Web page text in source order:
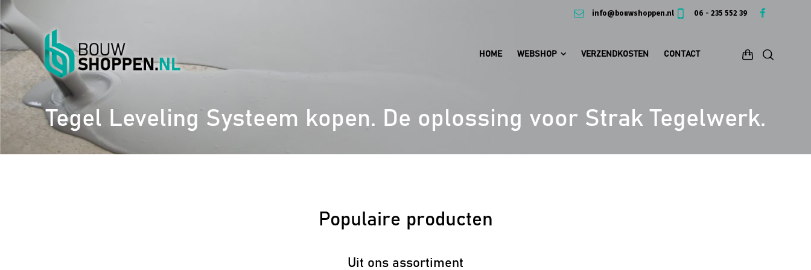
info@bouwshoppen.nl 06 - 235 552 39
HOME WEBSHOP VERZENDKOSTEN CONTACT
Tegel Leveling Systeem kopen. De oplossing voor Strak Tegelwerk.
Populaire producten
Uit ons assortiment